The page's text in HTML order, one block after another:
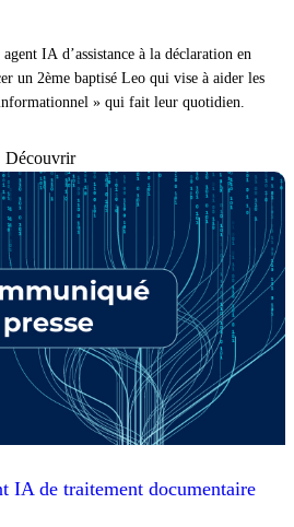
IA d’assistance à la déclaration en
un 2ème baptisé Leo qui vise à aider les
» qui fait leur quotidien.
Découvrir
IA de traitement documentaire